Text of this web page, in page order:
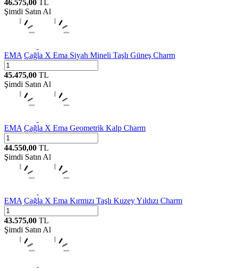
46.575,00 TL
Şimdi Satın Al
EMA Çağla X Ema Siyah Mineli Taşlı Güneş Charm
45.475,00 TL
Şimdi Satın Al
EMA Çağla X Ema Geometrik Kalp Charm
44.550,00 TL
Şimdi Satın Al
EMA Çağla X Ema Kırmızı Taşlı Kuzey Yıldızı Charm
43.575,00 TL
Şimdi Satın Al